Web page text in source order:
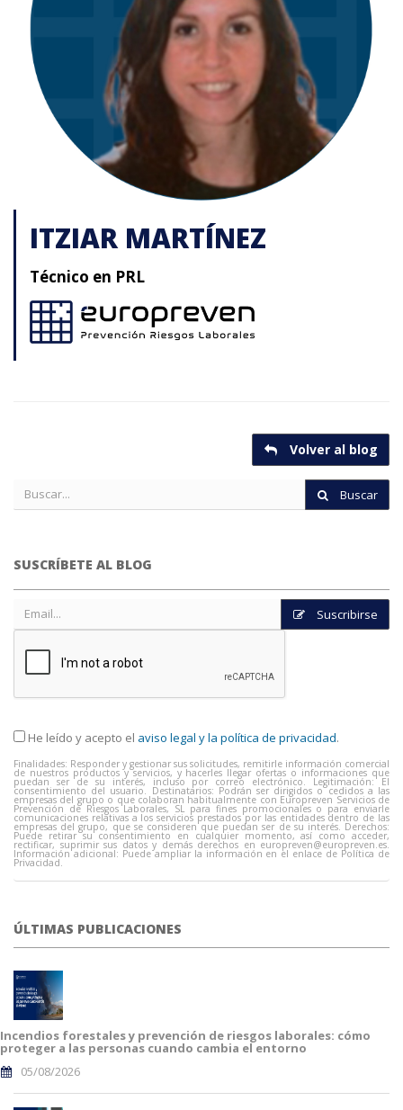
ITZIAR MARTÍNEZ
Técnico en PRL
Volver al blog
Buscar
SUSCRÍBETE AL BLOG
Suscribirse
He leído y acepto el aviso legal y la política de privacidad.
Finalidades: Responder y gestionar sus solicitudes, remitirle información comercial
de nuestros productos y servicios, y hacerles llegar ofertas o informaciones que
puedan ser de su interés, incluso por correo electrónico. Legitimación: El
consentimiento del usuario. Destinatarios: Podrán ser dirigidos o cedidos a las
empresas del grupo o que colaboran habitualmente con Europreven Servicios de
Prevención de Riesgos Laborales, SL para fines promocionales o para enviarle
comunicaciones relativas a los servicios prestados por las entidades dentro de las
empresas del grupo, que se consideren que puedan ser de su interés. Derechos:
Puede retirar su consentimiento en cualquier momento, así como acceder,
rectificar, suprimir sus datos y demás derechos en europreven@europreven.es.
Información adicional: Puede ampliar la información en el enlace de Política de
Privacidad.
ÚLTIMAS PUBLICACIONES
Incendios forestales y prevención de riesgos laborales: cómo
proteger a las personas cuando cambia el entorno
05/08/2026